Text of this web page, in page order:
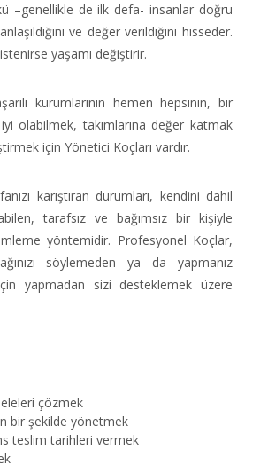
–genellikle de ilk defa- insanlar doğru
ve değer verildiğini hisseder.
yaşamı değiştirir.
kurumlarının hemen hepsinin, bir
olabilmek, takımlarına değer katmak
için Yönetici Koçları vardır.
karıştıran durumları, kendini dahil
tarafsız ve bağımsız bir kişiyle
yöntemidir. Profesyonel Koçlar,
söylemeden ya da yapmanız
yapmadan sizi desteklemek üzere
çözmek
bir şekilde yönetmek
teslim tarihleri vermek